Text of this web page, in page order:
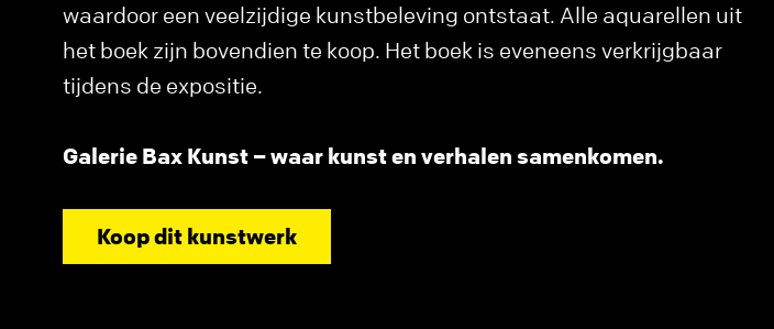
waardoor een veelzijdige kunstbeleving ontstaat. Alle aquarellen uit
het boek zijn bovendien te koop. Het boek is eveneens verkrijgbaar
tijdens de expositie.
Galerie Bax Kunst – waar kunst en verhalen samenkomen.
Koop dit kunstwerk